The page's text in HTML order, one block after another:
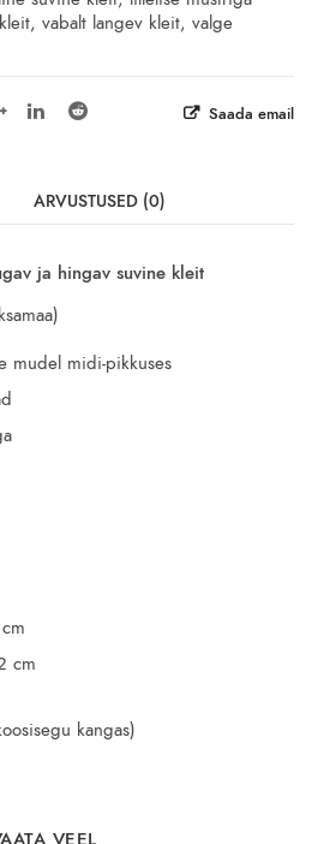
, vabalt langev kleit, valge
Saada email
ARVUSTUSED (0)
ja hingav suvine kleit
mudel midi-pikkuses
cm
kangas)
VEEL